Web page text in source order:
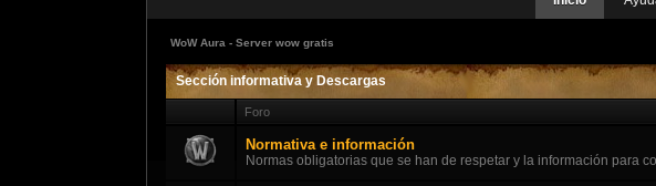
WoW Aura - Server wow gratis
Sección informativa y Descargas
Foro
Normativa e información
Normas obligatorias que se han de respetar y la información para